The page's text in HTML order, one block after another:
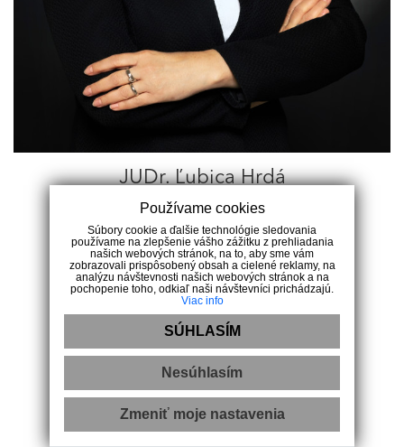
JUDr. Ľubica Hrdá
majiteľka realitnej kancelárie
+421 907 590 654 hrda@realitycomfortpd.sk
Aktuálna ponuka Certifikáty
Radi Vám poradíme
Používame cookies
Súbory cookie a ďalšie technológie sledovania
používame na zlepšenie vášho zážitku z prehliadania
našich webových stránok, na to, aby sme vám
zobrazovali prispôsobený obsah a cielené reklamy, na
analýzu návštevnosti našich webových stránok a na
pochopenie toho, odkiaľ naši návštevníci prichádzajú.
Viac info
SÚHLASÍM
Nesúhlasím
Zmeniť moje nastavenia